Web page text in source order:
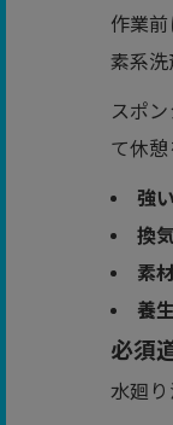
作業
素系洗
スポ
て休
強
換
素
養生
必須
水廻り